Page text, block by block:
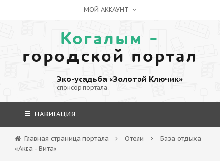
МОЙ АККАУНТ
Когалым -
городской портал
Эко-усадьба «Золотой Ключик»
спонсор портала
НАВИГАЦИЯ
Главная страница портала Отели
База отдыха
«Аква - Вита»